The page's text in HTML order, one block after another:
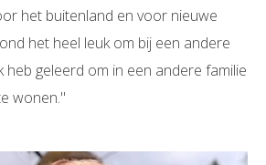
het buitenland en voor nieuwe
het heel leuk om bij een andere
heb geleerd om in een andere familie
wonen."